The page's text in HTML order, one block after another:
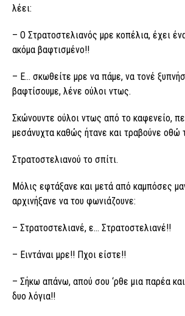
λέει:
– Ο Στρατοστελιανός μρε κοπέλια, έχει
ακόμα βαφτισμένο!!
– Ε… σκωθείτε μρε να πάμε, να τονέ
βαφτίσουμε, λένε ούλοι ντως.
Σκώνουντε ούλοι ντως από το καφενείο,
μεσάνυχτα καθώς ήτανε και τραβούνε οθώ
Στρατοστελιανού το σπίτι.
Μόλις εφτάξανε και μετά από καμπόσες
αρχινήξανε να του φωνιάζουνε:
– Στρατοστελιανέ, ε… Στρατοστελιανέ!!
– Ειντάναι μρε!! Πχοι είστε!!
– Σήκω απάνω, απού σου ‘ρθε μια παρέα
δυο λόγια!!